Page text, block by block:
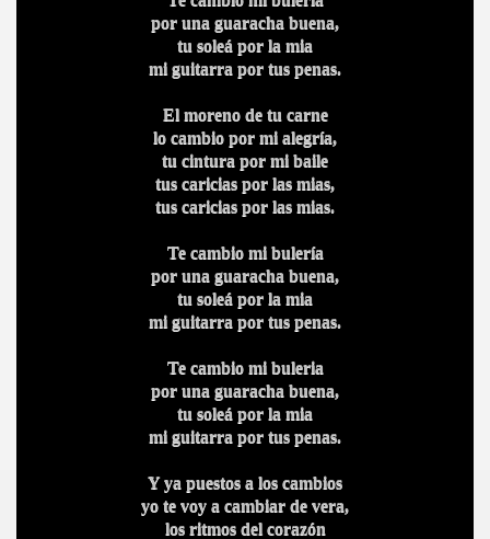
por una guaracha buena,
tu soleá por la mia
mi guitarra por tus penas.
El moreno de tu carne
lo cambio por mi alegría,
tu cintura por mi baile
tus caricias por las mias,
tus caricias por las mias.
Te cambio mi bulería
por una guaracha buena,
tu soleá por la mia
mi guitarra por tus penas.
Te cambio mi buleria
por una guaracha buena,
tu soleá por la mia
mi guitarra por tus penas.
Y ya puestos a los cambios
yo te voy a cambiar de vera,
los ritmos del corazón